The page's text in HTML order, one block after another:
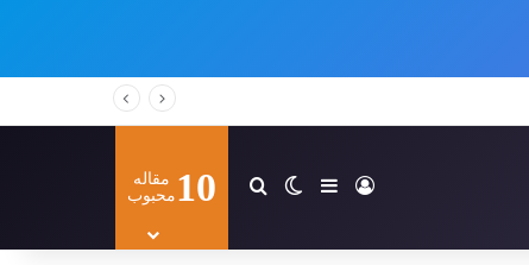
ورودسایدبارتغییر پوسته
جستجو برای
10 مقاله
محبوب